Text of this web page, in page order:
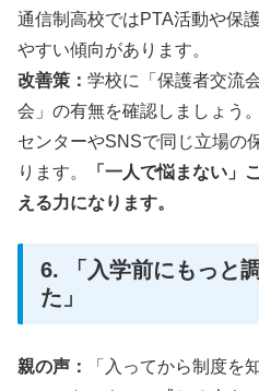
通信制高校ではPTA活動や保
やすい傾向があります。
改善策： 学校に「保護者交流
会」の有無を確認しましょう
センターやSNSで同じ立場の
ります。
「一人で悩まない」
える力になります。
6. 「入学前にもっと
た」
親の声：
「入ってから制度を